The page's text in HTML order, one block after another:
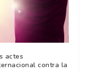
actes
contra la